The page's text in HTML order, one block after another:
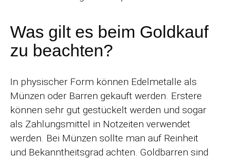
Was gilt es beim Goldkauf
zu beachten?
In physischer Form können Edelmetalle als
Münzen oder Barren gekauft werden. Erstere
können sehr gut gestückelt werden und sogar
als Zahlungsmittel in Notzeiten verwendet
werden. Bei Münzen sollte man auf Reinheit
und Bekanntheitsgrad achten. Goldbarren sind